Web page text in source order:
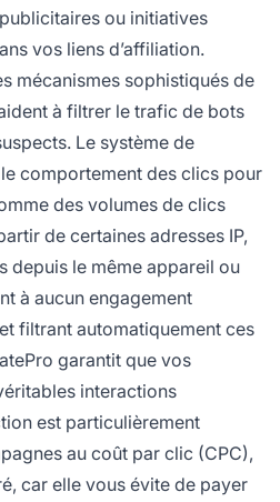
ou initiatives
vos liens d’affiliation.
mécanismes sophistiqués de
à filtrer le trafic de bots
Le système de
comportement des clics pour
des volumes de clics
de certaines adresses IP,
depuis le même appareil ou
à aucun engagement
filtrant automatiquement ces
garantit que vos
interactions
est particulièrement
au coût par clic (CPC),
car elle vous évite de payer